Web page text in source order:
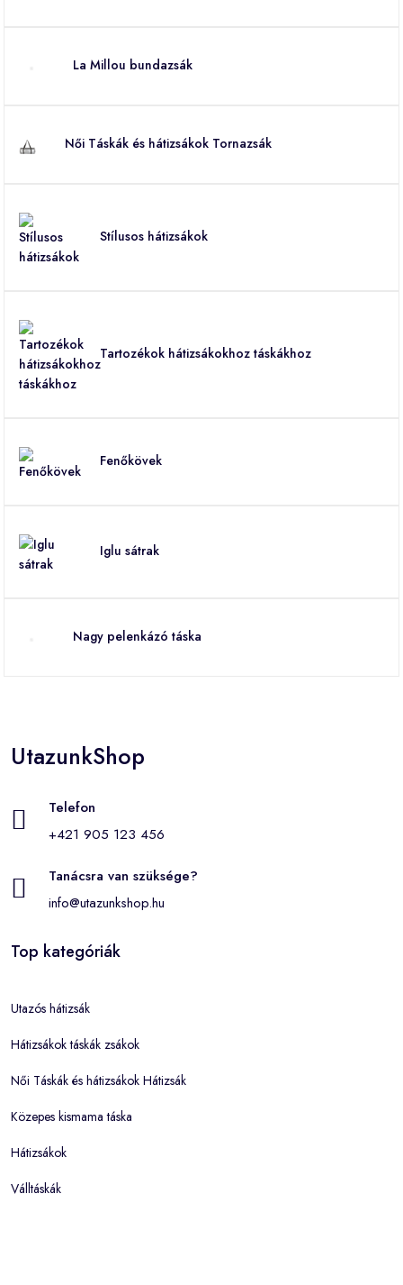
La Millou bundazsák
Női Táskák és hátizsákok Tornazsák
Stílusos hátizsákok
Tartozékok hátizsákokhoz táskákhoz
Fenőkövek
Iglu sátrak
Nagy pelenkázó táska
UtazunkShop
Telefon
+421 905 123 456
Tanácsra van szüksége?
info@utazunkshop.hu
Top kategóriák
Utazós hátizsák
Hátizsákok táskák zsákok
Női Táskák és hátizsákok Hátizsák
Közepes kismama táska
Hátizsákok
Válltáskák